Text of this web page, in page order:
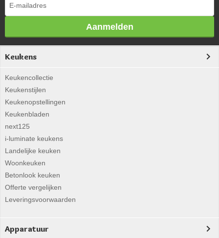
Aanmelden
Keukens
Keukencollectie
Keukenstijlen
Keukenopstellingen
Keukenbladen
next125
i-luminate keukens
Landelijke keuken
Woonkeuken
Betonlook keuken
Offerte vergelijken
Leveringsvoorwaarden
Apparatuur